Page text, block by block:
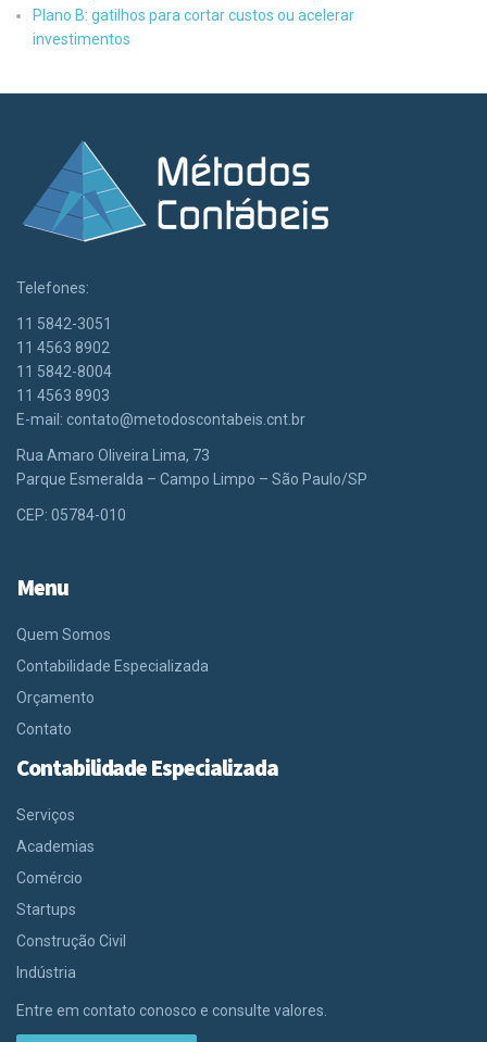
Plano B: gatilhos para cortar custos ou acelerar
investimentos
Telefones:
11 5842-3051
11 4563 8902
11 5842-8004
11 4563 8903
E-mail: contato@metodoscontabeis.cnt.br
Rua Amaro Oliveira Lima, 73
Parque Esmeralda – Campo Limpo – São Paulo/SP
CEP: 05784-010
Menu
Quem Somos
Contabilidade Especializada
Orçamento
Contato
Contabilidade Especializada
Serviços
Academias
Comércio
Startups
Construção Civil
Indústria
Entre em contato conosco e consulte valores.